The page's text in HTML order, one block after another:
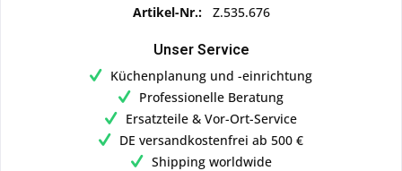
Artikel-Nr.: Z.535.676
Unser Service
Küchenplanung und -einrichtung
Professionelle Beratung
Ersatzteile & Vor-Ort-Service
DE versandkostenfrei ab 500 €
Shipping worldwide